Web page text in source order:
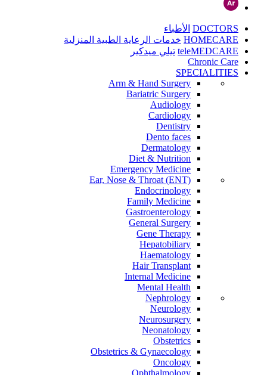
DOCTORS الأطباء
HOMECARE خدمات الرعاية الطبية المنزلية
teleMEDCARE تيلي ميدكير
Chronic Care
SPECIALITIES
Arm & Hand Surgery
Bariatric Surgery
Audiology
Cardiology
Dentistry
Dento faces
Dermatology
Diet & Nutrition
Emergency Medicine
Ear, Nose & Throat (ENT)
Endocrinology
Family Medicine
Gastroenterology
General Surgery
Gene Therapy
Hepatobiliary
Haematology
Hair Transplant
Internal Medicine
Mental Health
Nephrology
Neurology
Neurosurgery
Neonatology
Obstetrics
Obstetrics & Gynaecology
Oncology
Ophthalmology